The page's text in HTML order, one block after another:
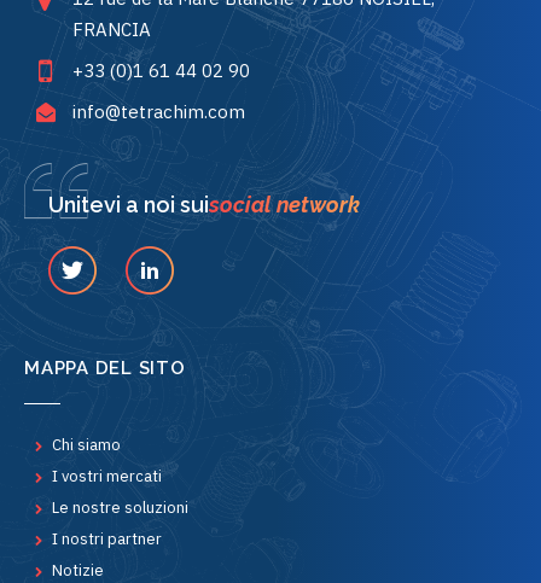
FRANCIA
+33 (0)1 61 44 02 90
info@tetrachim.com
MAPPA DEL SITO
Chi siamo
I vostri mercati
Le nostre soluzioni
I nostri partner
Notizie
Unitevi a noi suisocial network